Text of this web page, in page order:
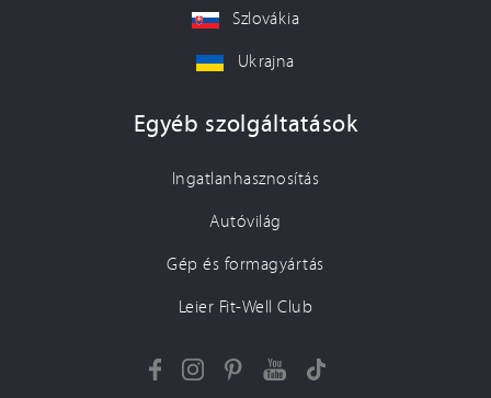
Szlovákia
Ukrajna
Egyéb szolgáltatások
Ingatlanhasznosítás
Autóvilág
Gép és formagyártás
Leier Fit-Well Club